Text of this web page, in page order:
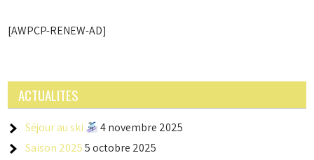
[AWPCP-RENEW-AD]
ACTUALITES
Séjour au ski
4 novembre 2025
Saison 2025 5 octobre 2025